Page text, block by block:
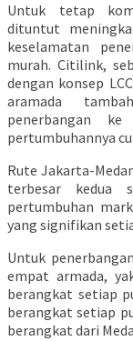
Untuk tetap
dituntut
keselamatan
murah. Citilink,
dengan konsep
aramada
penerbangan
pertumbuhannya
Rute Jakarta-
terbesar kedua
pertumbuhan
yang signifikan
Untuk
empat armada,
berangkat setiap
berangkat setiap
berangkat dari